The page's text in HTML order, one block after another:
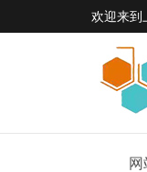
欢迎来到